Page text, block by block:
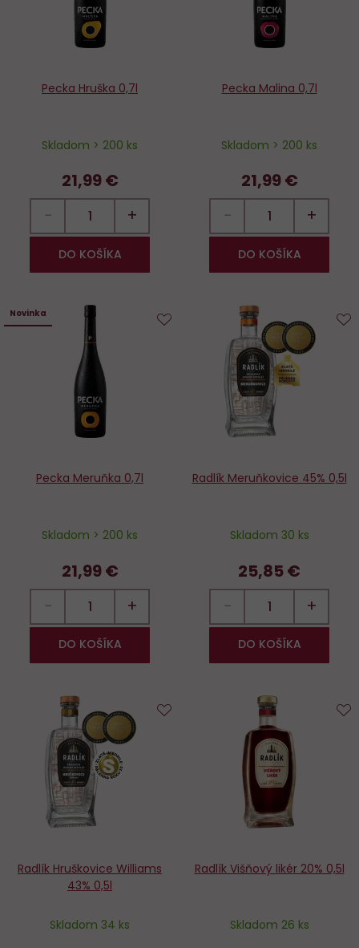
Pecka Hruška 0,7l
Skladom > 200 ks
21,99 €
− +
DO KOŠÍKA
Pecka Malina 0,7l
Skladom > 200 ks
21,99 €
− +
DO KOŠÍKA
Novinka
Pecka Meruňka 0,7l
Skladom > 200 ks
21,99 €
− +
DO KOŠÍKA
obľúbených
Radlík Meruňkovice 45% 0,5l
Skladom 30 ks
25,85 €
− +
DO KOŠÍKA
Radlík Hruškovice Williams
43% 0,5l
Skladom 34 ks
obľúbených
Radlík Višňový likér 20% 0,5l
Skladom 26 ks